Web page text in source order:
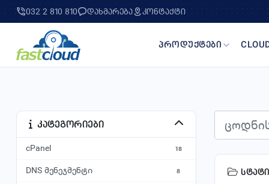
032 2 810 810 დახმარება კონტაქტი
პროდუქტები
SSD SHARED ჰოსტინგი
საზიარო სივრცე
კატეგორიები
cPanel 18
DNS მენეჯმენტი 8